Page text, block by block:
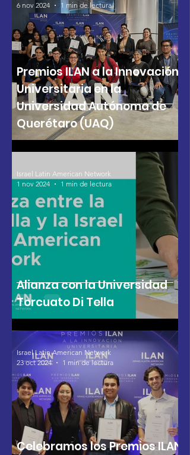
Premios ILAN a la Innovación
Universitaria en la
Universidad Autónoma de
Querétaro (UAQ)
6 nov 2024
1 min de lectura
Alianza con la Universidad
Torcuato Di Tella
Israel Latin American Network
1 nov 2024
1 min de lectura
Celebramos los Premios ILAN
Israel Latin American Network
23 oct 2024
1 min de lectura